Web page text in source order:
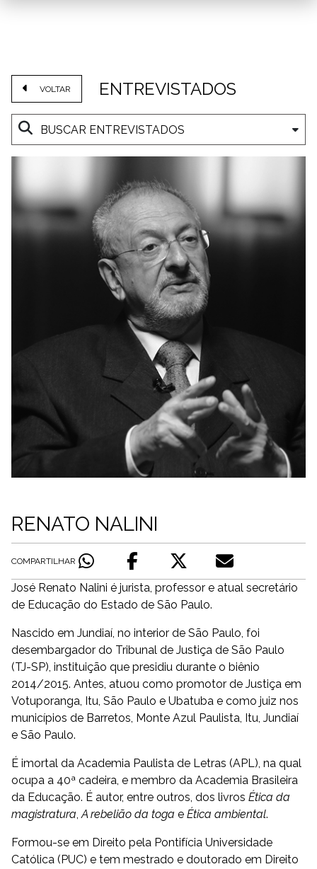
VOLTAR ENTREVISTADOS
RENATO NALINI
COMPARTILHAR
José Renato Nalini é jurista, professor e atual secretário
de Educação do Estado de São Paulo.
Nascido em Jundiaí, no interior de São Paulo, foi
desembargador do Tribunal de Justiça de São Paulo
(TJ-SP), instituição que presidiu durante o biênio
2014/2015. Antes, atuou como promotor de Justiça em
Votuporanga, Itu, São Paulo e Ubatuba e como juiz nos
municípios de Barretos, Monte Azul Paulista, Itu, Jundiaí
e São Paulo.
É imortal da Academia Paulista de Letras (APL), na qual
ocupa a 40ª cadeira, e membro da Academia Brasileira
da Educação. É autor, entre outros, dos livros Ética da
magistratura,A rebelião da toga e Ética ambiental.
Formou-se em Direito pela Pontifícia Universidade
Católica (PUC) e tem mestrado e doutorado em Direito